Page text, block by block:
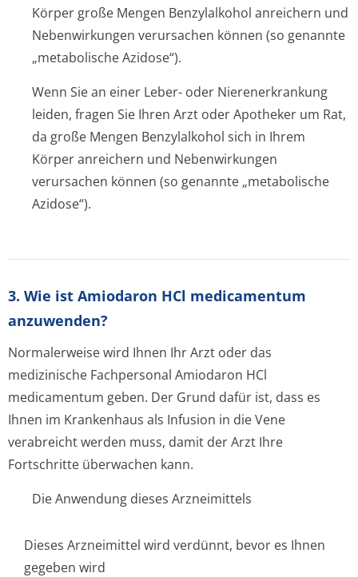
Körper große Mengen Benzylalkohol anreichern und
Nebenwirkungen verursachen können (so genannte
„metabolische Azidose“).
Wenn Sie an einer Leber- oder Nierenerkrankung
leiden, fragen Sie Ihren Arzt oder Apotheker um Rat,
da große Mengen Benzylalkohol sich in Ihrem
Körper anreichern und Nebenwirkungen
verursachen können (so genannte „metabolische
Azidose“).
3. Wie ist Amiodaron HCl medicamentum
anzuwenden?
Normalerweise wird Ihnen Ihr Arzt oder das
medizinische Fachpersonal Amiodaron HCl
medicamentum geben. Der Grund dafür ist, dass es
Ihnen im Krankenhaus als Infusion in die Vene
verabreicht werden muss, damit der Arzt Ihre
Fortschritte überwachen kann.
Die Anwendung dieses Arzneimittels
Dieses Arzneimittel wird verdünnt, bevor es Ihnen
gegeben wird